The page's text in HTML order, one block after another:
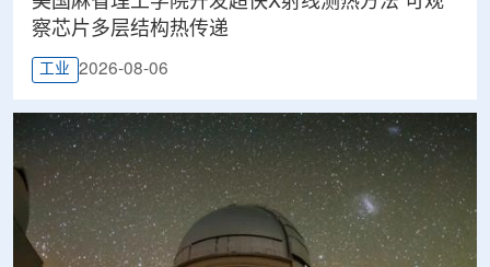
察芯片多层结构热传递
工业 2026-08-06